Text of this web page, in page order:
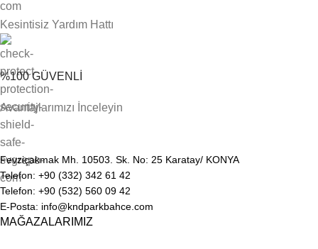
Kesintisiz Yardım Hattı
%100 GÜVENLİ
Avantajlarımızı İnceleyin
Fevziçakmak Mh. 10503. Sk. No: 25 Karatay/ KONYA
Telefon: +90 (332) 342 61 42
Telefon: +90 (532) 560 09 42
E-Posta: info@kndparkbahce.com
MAĞAZALARIMIZ